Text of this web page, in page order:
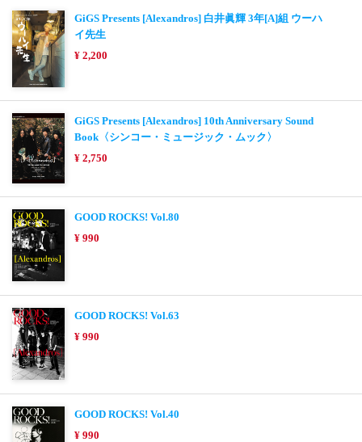
GiGS Presents [Alexandros] 白井眞輝 3年[A]組 ウーハ
イ先生
¥ 2,200
GiGS Presents [Alexandros] 10th Anniversary Sound
Book〈シンコー・ミュージック・ムック〉
¥ 2,750
GOOD ROCKS! Vol.80
¥ 990
GOOD ROCKS! Vol.63
¥ 990
GOOD ROCKS! Vol.40
¥ 990